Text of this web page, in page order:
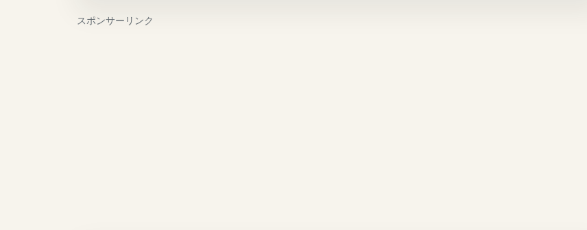
スポンサーリンク